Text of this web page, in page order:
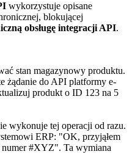
wykorzystuje opisane
blokującej
obsługę integracji API.
stan magazynowy produktu.
żądanie do API platformy e-
produkt o ID 123 na 5
wykonuje tej operacji od razu.
ERP: "OK, przyjąłem
numer #XYZ". Ta wymiana